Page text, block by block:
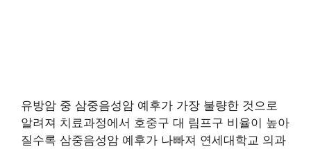
유방암 중 삼중음성암 예후가 가장 불량한 것으로
알려져 치료과정에서 호중구 대 림프구 비율이 높아
질수록 삼중음성암 예후가 나빠져 연세대학교 의과